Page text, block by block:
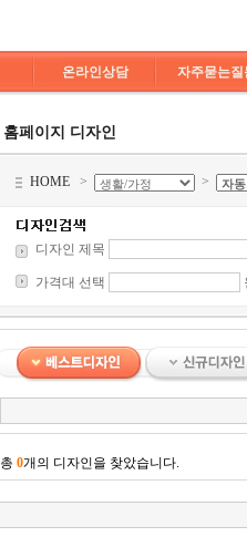
온라인상담 자주묻는질
홈페이지 디자인
HOME > >
디자인 제목
가격대 선택
총 0개의 디자인을 찾았습니다.